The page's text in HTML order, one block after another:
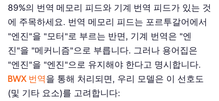
89%의 번역 메모리 피드와 기계 번역 피드가 있는 것
에 주목하세요. 번역 메모리 피드는 포르투갈어에서
"엔진"을 "모터"로 부르는 반면, 기계 번역은 "엔
진"을 "메커니즘"으로 부릅니다. 그러나 용어집은
"엔진"을 "엔진"으로 유지해야 한다고 명시합니다.
BWX 번역을 통해 처리되면, 우리 모델은 이 선호도
(및 기타 요소)를 고려합니다: